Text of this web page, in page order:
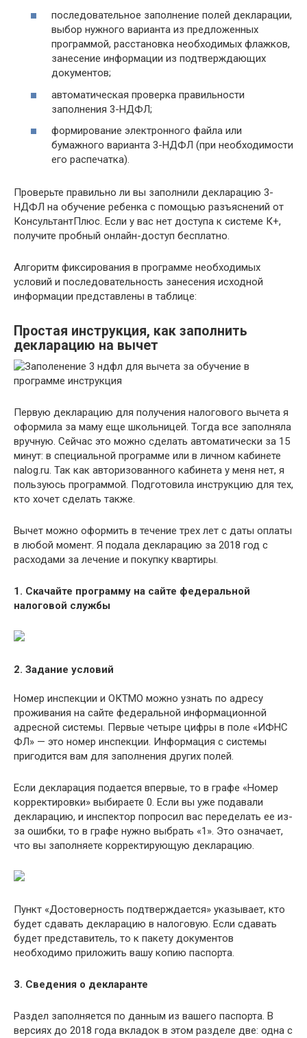
последовательное заполнение полей декларации,
выбор нужного варианта из предложенных
программой, расстановка необходимых флажков,
занесение информации из подтверждающих
документов;
автоматическая проверка правильности
заполнения 3-НДФЛ;
формирование электронного файла или
бумажного варианта 3-НДФЛ (при необходимости
его распечатка).
Проверьте правильно ли вы заполнили декларацию 3-
НДФЛ на обучение ребенка с помощью разъяснений от
КонсультантПлюс. Если у вас нет доступа к системе К+,
получите пробный онлайн-доступ бесплатно.
Алгоритм фиксирования в программе необходимых
условий и последовательность занесения исходной
информации представлены в таблице:
Простая инструкция, как заполнить
декларацию на вычет
Первую декларацию для получения налогового вычета я
оформила за маму еще школьницей. Тогда все заполняла
вручную. Сейчас это можно сделать автоматически за 15
минут: в специальной программе или в личном кабинете
nalog.ru. Так как авторизованного кабинета у меня нет, я
пользуюсь программой. Подготовила инструкцию для тех,
кто хочет сделать также.
Вычет можно оформить в течение трех лет с даты оплаты
в любой момент. Я подала декларацию за 2018 год с
расходами за лечение и покупку квартиры.
1. Скачайте программу на сайте федеральной
налоговой службы
2. Задание условий
Номер инспекции и ОКТМО можно узнать по адресу
проживания на сайте федеральной информационной
адресной системы. Первые четыре цифры в поле «ИФНС
ФЛ» — это номер инспекции. Информация с системы
пригодится вам для заполнения других полей.
Если декларация подается впервые, то в графе «Номер
корректировки» выбираете 0. Если вы уже подавали
декларацию, и инспектор попросил вас переделать ее из-
за ошибки, то в графе нужно выбрать «1». Это означает,
что вы заполняете корректирующую декларацию.
Пункт «Достоверность подтверждается» указывает, кто
будет сдавать декларацию в налоговую. Если сдавать
будет представитель, то к пакету документов
необходимо приложить вашу копию паспорта.
3. Сведения о декларанте
Раздел заполняется по данным из вашего паспорта. В
версиях до 2018 года вкладок в этом разделе две: одна с